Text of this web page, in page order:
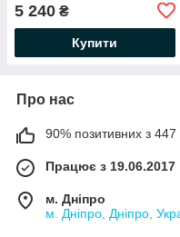
пластину для
електродвигуна Хасвінг
5 240 ₴
Купити
Про нас
90% позитивних з 447
Працює з 19.06.2017
м. Дніпро
м. Дніпро, Дніпро,